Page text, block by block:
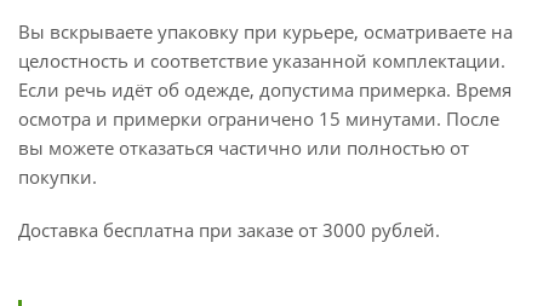
Вы вскрываете упаковку при курьере, осматриваете на
целостность и соответствие указанной комплектации.
Если речь идёт об одежде, допустима примерка. Время
осмотра и примерки ограничено 15 минутами. После
вы можете отказаться частично или полностью от
покупки.
Доставка бесплатна при заказе от 3000 рублей.